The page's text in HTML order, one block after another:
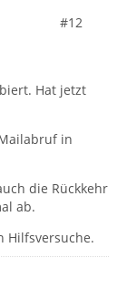
#12
Hat jetzt
in
die Rückkehr
ab.
Hilfsversuche.